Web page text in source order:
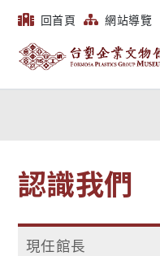
回首頁 網站導覽
認識我們
現任館長